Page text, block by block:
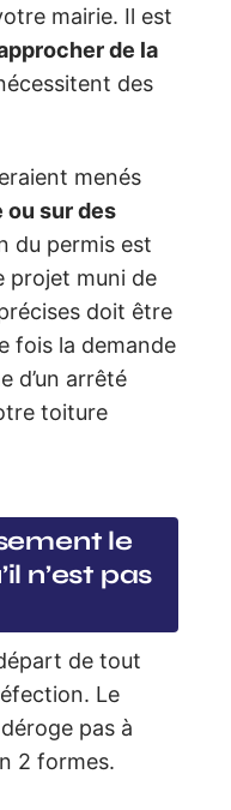
mairie. Il est
de la
des
menés
ou sur des
du permis est
projet muni de
doit être
fois la demande
d’un arrêté
toiture
le
n’est pas
de tout
Le
pas à
2 formes.